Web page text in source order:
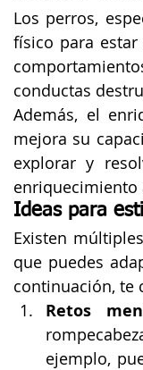
Los perros,
físico para
conductas
Además, el
mejora su
explorar y
enriquecimiento
Ideas para
Existen
que puedes
continuación, te
Retos
ejemplo,